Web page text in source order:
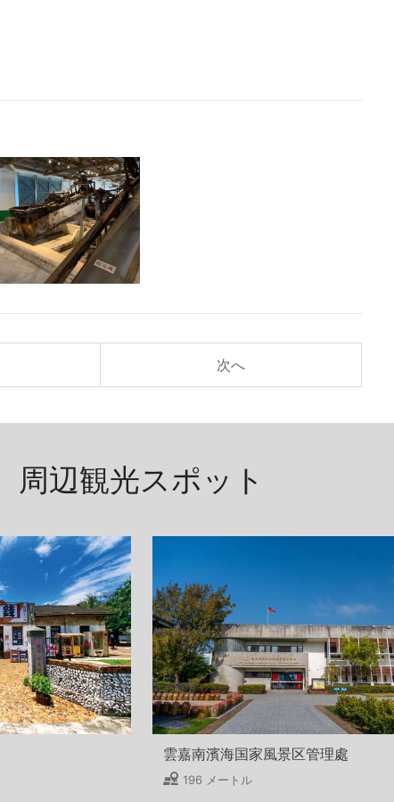
次へ
周辺観光スポット
雲嘉南濱海国家風景区管理處
196 メートル